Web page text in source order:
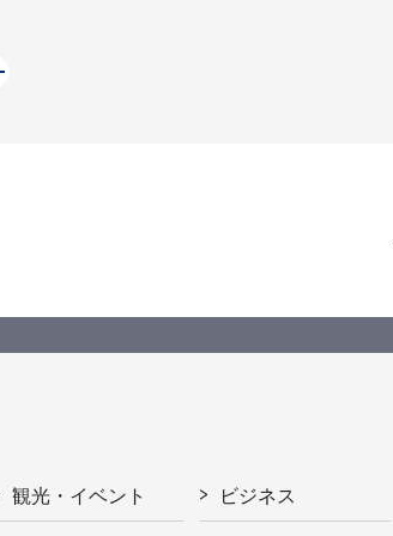
観光・イベント ビジネス